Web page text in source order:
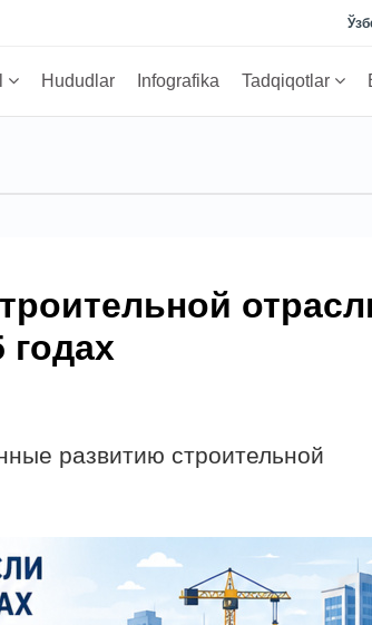
Hududlar Infografika Tadqiqotlar
годах
развитию строительной